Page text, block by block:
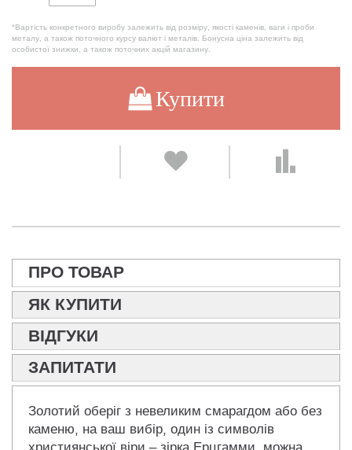
*Вартість конкретного виробу залежить від розміру, якості каменів, ваги і проби
металу, а також поточного курсу валют і металів. Бонусна ціна залежить від
особистої знижки, а також поточних акцій магазину.
Купити
ПРО ТОВАР
ЯК КУПИТИ
ВІДГУКИ
ЗАПИТАТИ
Золотий оберіг з невеликим смарагдом або без
каменю, на ваш вибір, один із символів